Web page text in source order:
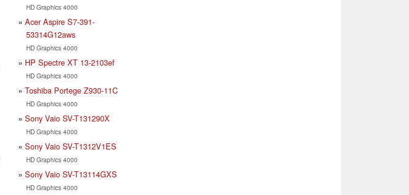
HD Graphics 4000
Acer Aspire S7-391-
53314G12aws
HD Graphics 4000
HP Spectre XT 13-2103ef
HD Graphics 4000
Toshiba Portege Z930-11C
HD Graphics 4000
Sony Vaio SV-T131290X
HD Graphics 4000
Sony Vaio SV-T1312V1ES
HD Graphics 4000
Sony Vaio SV-T13114GXS
HD Graphics 4000